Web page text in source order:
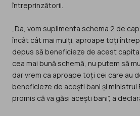
întreprinzătorii.
„Da, vom suplimenta schema 2 de
încât cât mai mulți, aproape toți
depus să beneficieze de acest
cea mai bună schemă, nu putem să
dar vrem ca aproape toți cei care au
beneficieze de acești bani și ministrul
promis că va găsi acești bani”, a